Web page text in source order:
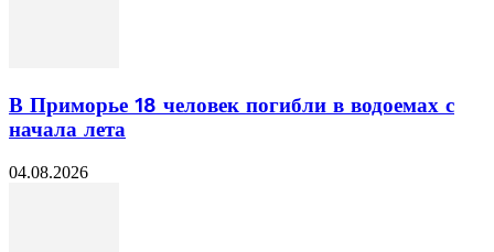
В Приморье 18 человек погибли в водоемах с
начала лета
04.08.2026